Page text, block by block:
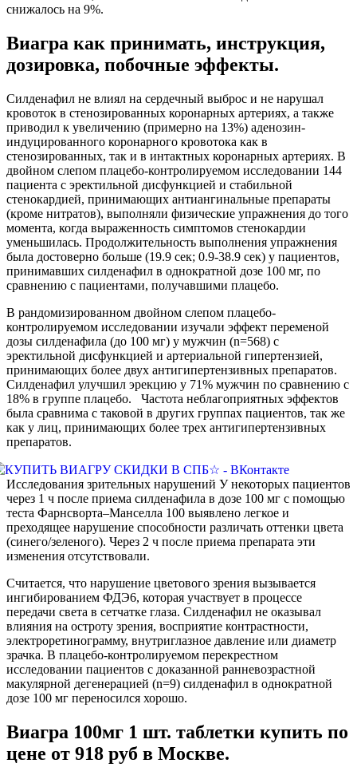
снижалось на 9%.
Виагра как принимать, инструкция,
дозировка, побочные эффекты.
Силденафил не влиял на сердечный выброс и не нарушал
кровоток в стенозированных коронарных артериях, а также
приводил к увеличению (примерно на 13%) аденозин-
индуцированного коронарного кровотока как в
стенозированных, так и в интактных коронарных артериях. В
двойном слепом плацебо-контролируемом исследовании 144
пациента с эректильной дисфункцией и стабильной
стенокардией, принимающих антиангинальные препараты
(кроме нитратов), выполняли физические упражнения до того
момента, когда выраженность симптомов стенокардии
уменьшилась. Продолжительность выполнения упражнения
была достоверно больше (19.9 сек; 0.9-38.9 сек) у пациентов,
принимавших силденафил в однократной дозе 100 мг, по
сравнению с пациентами, получавшими плацебо.
В рандомизированном двойном слепом плацебо-
контролируемом исследовании изучали эффект переменой
дозы силденафила (до 100 мг) у мужчин (n=568) с
эректильной дисфункцией и артериальной гипертензией,
принимающих более двух антигипертензивных препаратов.
Силденафил улучшил эрекцию у 71% мужчин по сравнению с
18% в группе плацебо. Частота неблагоприятных эффектов
была сравнима с таковой в других группах пациентов, так же
как у лиц, принимающих более трех антигипертензивных
препаратов.
Исследования зрительных нарушений У некоторых пациентов
через 1 ч после приема силденафила в дозе 100 мг с помощью
теста Фарнсворта–Манселла 100 выявлено легкое и
преходящее нарушение способности различать оттенки цвета
(синего/зеленого). Через 2 ч после приема препарата эти
изменения отсутствовали.
Считается, что нарушение цветового зрения вызывается
ингибированием ФДЭ6, которая участвует в процессе
передачи света в сетчатке глаза. Силденафил не оказывал
влияния на остроту зрения, восприятие контрастности,
электроретинограмму, внутриглазное давление или диаметр
зрачка. В плацебо-контролируемом перекрестном
исследовании пациентов с доказанной ранневозрастной
макулярной дегенерацией (n=9) силденафил в однократной
дозе 100 мг переносился хорошо.
Виагра 100мг 1 шт. таблетки купить по
цене от 918 руб в Москве.